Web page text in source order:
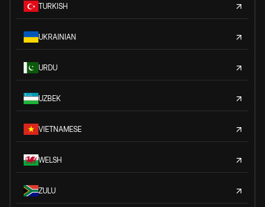
TURKISH
UKRAINIAN
URDU
UZBEK
VIETNAMESE
WELSH
ZULU